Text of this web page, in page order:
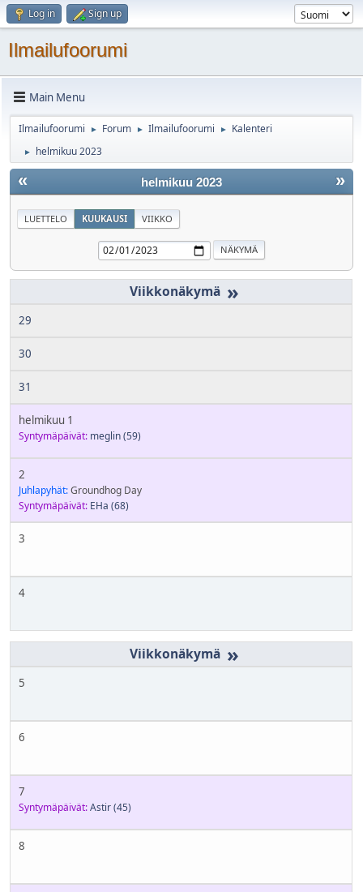
Log in Sign up
Ilmailufoorumi
Main Menu
Ilmailufoorumi ► Forum ► Ilmailufoorumi ► Kalenteri
► helmikuu 2023
« »
helmikuu 2023
LUETTELO KUUKAUSI VIIKKO
»
29
30
31
helmikuu 1
Syntymäpäivät: meglin(59)
2
Juhlapyhät:Groundhog Day
Syntymäpäivät: EHa (68)
3
4
»
5
6
7
Syntymäpäivät:Astir(45)
8